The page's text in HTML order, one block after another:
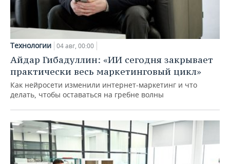
Технологии 04 авг, 00:00
Айдар Гибадуллин: «ИИ сегодня закрывает
практически весь маркетинговый цикл»
Как нейросети изменили интернет-маркетинг и что
делать, чтобы оставаться на гребне волны